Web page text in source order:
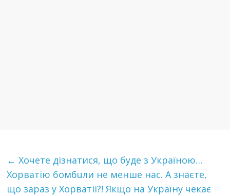
← Хочете дізнатися, що буде з Україною…
Хорватію бомбuли не менше нас. А знаєте,
що зараз у Хорватіі?! Якщо на Україну чекає